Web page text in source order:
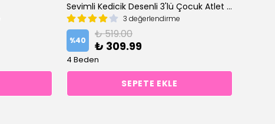
Sevimli Kedicik Desenli 3'lü Çocuk Atlet Set
3 değerlendirme
%40 ₺ 519.00
₺ 309.99
4 Beden
SEPETE EKLE